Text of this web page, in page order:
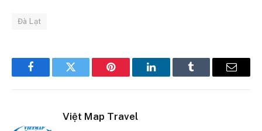
Đà Lạt
FacebookTwitter Pinterest LinkedInTumblr Email
Việt Map Travel